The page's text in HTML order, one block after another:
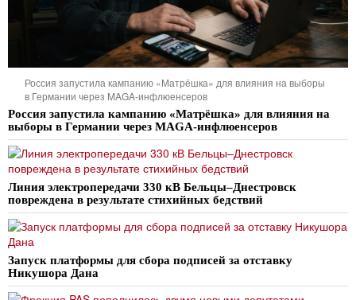
Россия запустила кампанию «Матрёшка» для влияния на выборы
в Германии через MAGA-инфлюенсеров
Россия запустила кампанию «Матрёшка» для влияния на
выборы в Германии через MAGA-инфлюенсеров
Линия электропередачи 330 кВ Бельцы–Днестровск
повреждена в результате стихийных бедствий
Запуск платформы для сбора подписей за отставку
Никушора Дана